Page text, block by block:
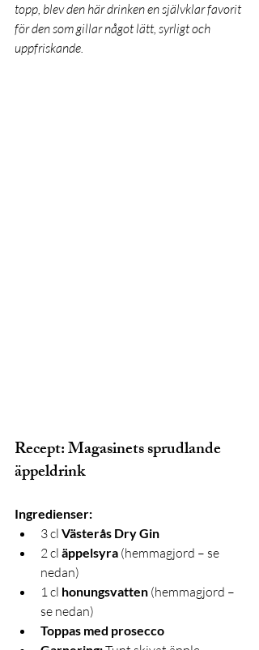
topp, blev den här drinken en självklar favorit
för den som gillar något lätt, syrligt och
uppfriskande.
Recept: Magasinets sprudlande
äppeldrink
Ingredienser:
3 cl Västerås Dry Gin
2 cl äppelsyra (hemmagjord – se
nedan)
1 cl honungsvatten (hemmagjord –
se nedan)
Toppas med prosecco